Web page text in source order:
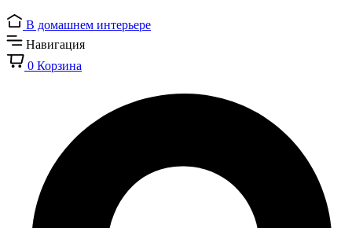
В домашнем интерьере
Навигация
0 Корзина